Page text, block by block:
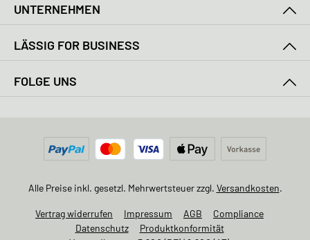
UNTERNEHMEN
LÄSSIG FOR BUSINESS
FOLGE UNS
Alle Preise inkl. gesetzl. Mehrwertsteuer zzgl. Versandkosten.
Vertrag widerrufen Impressum AGB
Compliance
Datenschutz
Produktkonformität